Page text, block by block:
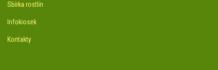
Sbírka rostlin
Infokiosek
Kontakty